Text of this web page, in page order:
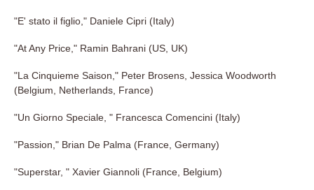
"E' stato il figlio," Daniele Cipri (Italy)
"At Any Price," Ramin Bahrani (US, UK)
"La Cinquieme Saison," Peter Brosens, Jessica Woodworth
(Belgium, Netherlands, France)
"Un Giorno Speciale, " Francesca Comencini (Italy)
"Passion," Brian De Palma (France, Germany)
"Superstar, " Xavier Giannoli (France, Belgium)